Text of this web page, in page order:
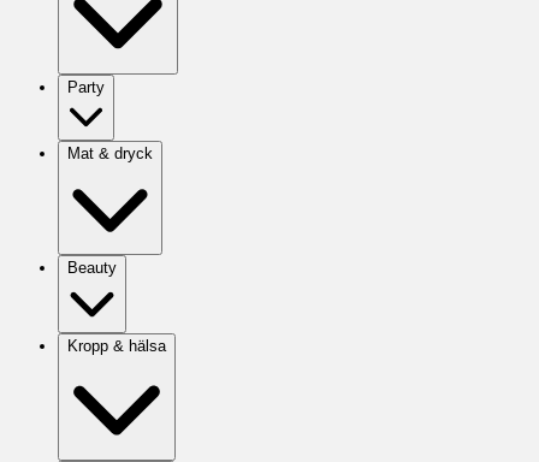
Party
Mat & dryck
Beauty
Kropp & hälsa